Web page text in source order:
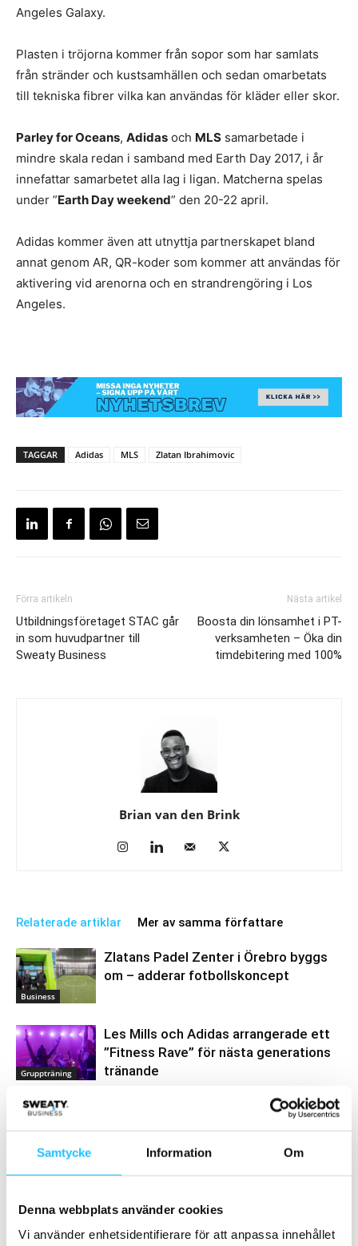
Samtycke Information Om
Denna webbplats använder cookies
Vi använder enhetsidentifierare för att anpassa innehållet
Angeles Galaxy.
Plasten i tröjorna kommer från sopor som har samlats
från stränder och kustsamhällen och sedan omarbetats
till tekniska fibrer vilka kan användas för kläder eller skor.
Parley for Oceans, Adidas och MLS samarbetade i
mindre skala redan i samband med Earth Day 2017, i år
innefattar samarbetet alla lag i ligan. Matcherna spelas
under ”Earth Day weekend” den 20-22 april.
Adidas kommer även att utnyttja partnerskapet bland
annat genom AR, QR-koder som kommer att användas för
aktivering vid arenorna och en strandrengöring i Los
Angeles.
TAGGAR Adidas MLS Zlatan Ibrahimovic
Förra artikeln
Utbildningsföretaget STAC går
in som huvudpartner till
Sweaty Business
Nästa artikel
Boosta din lönsamhet i PT-
verksamheten – Öka din
timdebitering med 100%
Brian van den Brink
Relaterade artiklar Mer av samma författare
Business
Zlatans Padel Zenter i Örebro byggs
om – adderar fotbollskoncept
Gruppträning
Les Mills och Adidas arrangerade ett
”Fitness Rave” för nästa generations
tränande
Gruppträning
LES MILLS Superstar är tillbaka – vem
blir årets nya stjärna?
Samarbete